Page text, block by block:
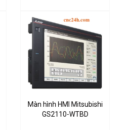
Màn hình HMI Mitsubishi
GS2110-WTBD